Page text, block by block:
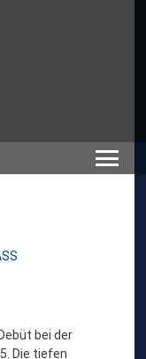
bei der
Die tiefen